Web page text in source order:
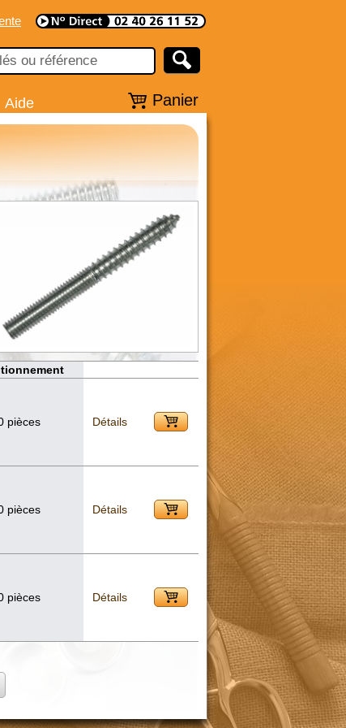
Aide Panier
pièces Détails
pièces Détails
pièces Détails